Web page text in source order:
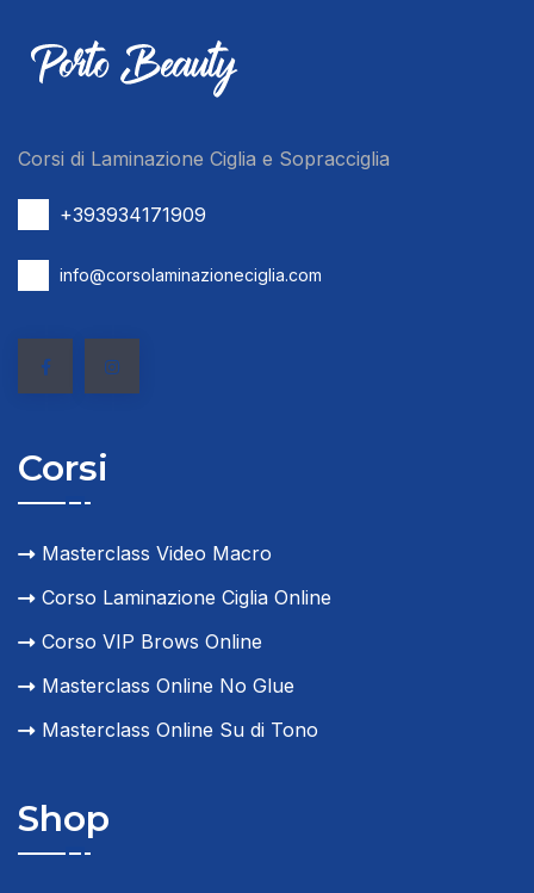
Corsi di Laminazione Ciglia e Sopracciglia
+393934171909
info@corsolaminazioneciglia.com
Corsi
Masterclass Video Macro
Corso Laminazione Ciglia Online
Corso VIP Brows Online
Masterclass Online No Glue
Masterclass Online Su di Tono
Shop